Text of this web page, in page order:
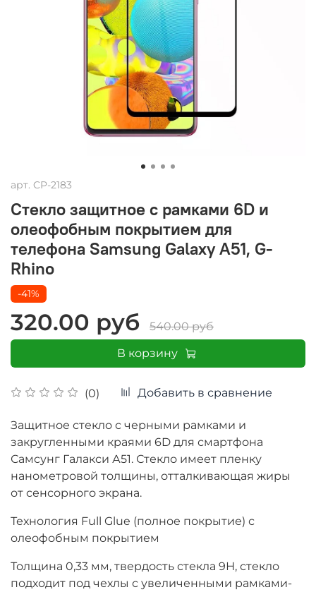
арт. CP-2183
Стекло защитное с рамками 6D и
олеофобным покрытием для
телефона Samsung Galaxy A51, G-
Rhino
(0) Добавить в сравнение
-41%
320.00 руб
540.00 руб
В корзину
Защитное стекло с черными рамками и
закругленными краями 6D для смартфона
Самсунг Галакси А51. Стекло имеет пленку
нанометровой толщины, отталкивающая жиры
от сенсорного экрана.
Технология Full Glue (полное покрытие) с
олеофобным покрытием
Толщина 0,33 мм, твердость стекла 9Н, стекло
подходит под чехлы с увеличенными рамками-